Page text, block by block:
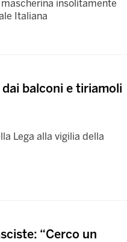
insolitamente
Italiana
balconi e tiriamoli
Lega alla vigilia della
“Cerco un